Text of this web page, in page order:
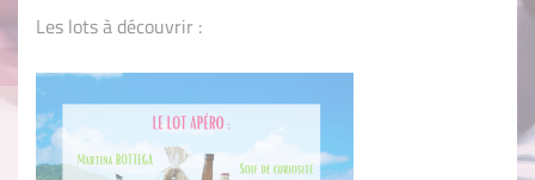
Les lots à découvrir :